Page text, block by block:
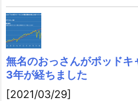
無名のおっさんがポッドキ
3年が経ちました
[2021/03/29]